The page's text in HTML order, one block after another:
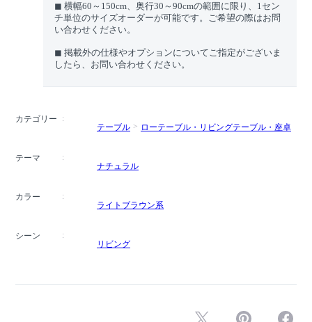
◼︎ 横幅60～150cm、奥行30～90cmの範囲に限り、1セン
チ単位のサイズオーダーが可能です。ご希望の際はお問
い合わせください。
◼︎ 掲載外の仕様やオプションについてご指定がございま
したら、お問い合わせください。
カテゴリー
テーブル
ローテーブル・リビングテーブル・座卓
テーマ
ナチュラル
カラー
ライトブラウン系
シーン
リビング